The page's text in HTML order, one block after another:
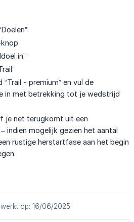
in”
- premium” en vul de
in met betrekking tot je wedstrijd
je net terugkomt uit een
indien mogelijk gezien het aantal
rustige herstartfase aan het begin
op: 16/06/2025